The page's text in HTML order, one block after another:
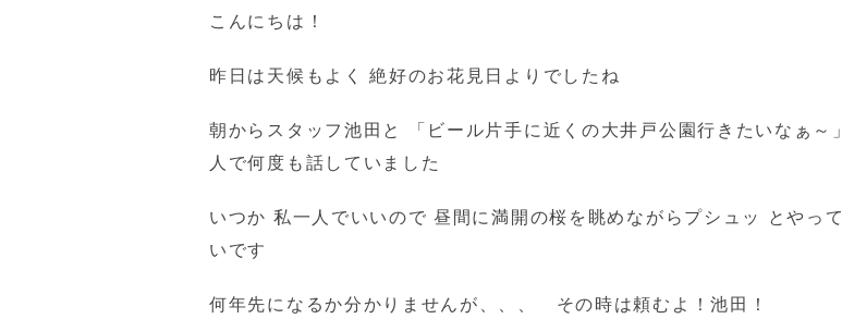
こんにちは！
昨日は天候もよく 絶好のお花見日よりでしたね
朝からスタッフ池田と 「ビール片手に近くの大井戸公園行きたいなぁ～
人で何度も話していました
いつか 私一人でいいので 昼間に満開の桜を眺めながらプシュッ とやっ
いです
何年先になるか分かりませんが、、、 その時は頼むよ！池田！